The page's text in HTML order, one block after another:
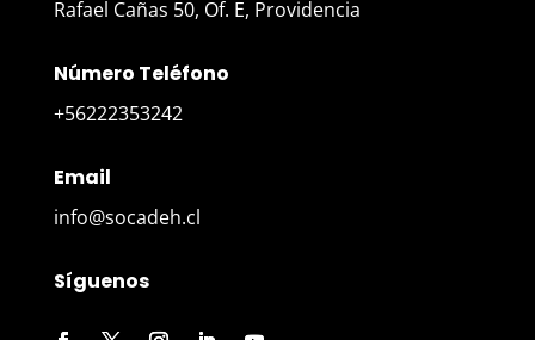
Rafael Cañas 50, Of. E, Providencia
Número Teléfono
+56222353242
Email
info@socadeh.cl
Síguenos